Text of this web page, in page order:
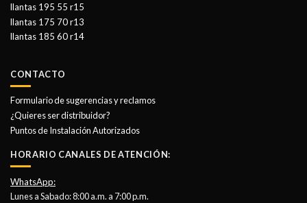
llantas 195 55 r15
llantas 175 70 r13
llantas 185 60 r14
CONTACTO
Formulario de sugerencias y reclamos
¿Quieres ser distribuidor?
Puntos de Instalación Autorizados
HORARIO CANALES DE ATENCIÓN:
WhatsApp:
Lunes a Sabado: 8:00 a.m. a 7:00 p.m.